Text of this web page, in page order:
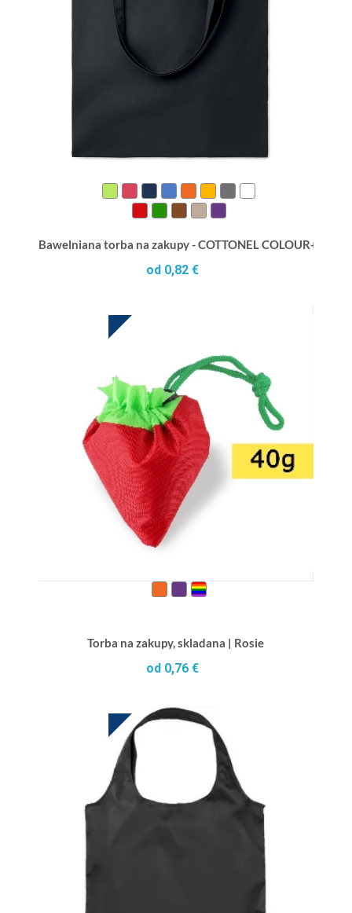
Bawelniana torba na zakupy - COTTONEL COLOUR++
od 0,82 €
Torba na zakupy, skladana | Rosie
od 0,76 €